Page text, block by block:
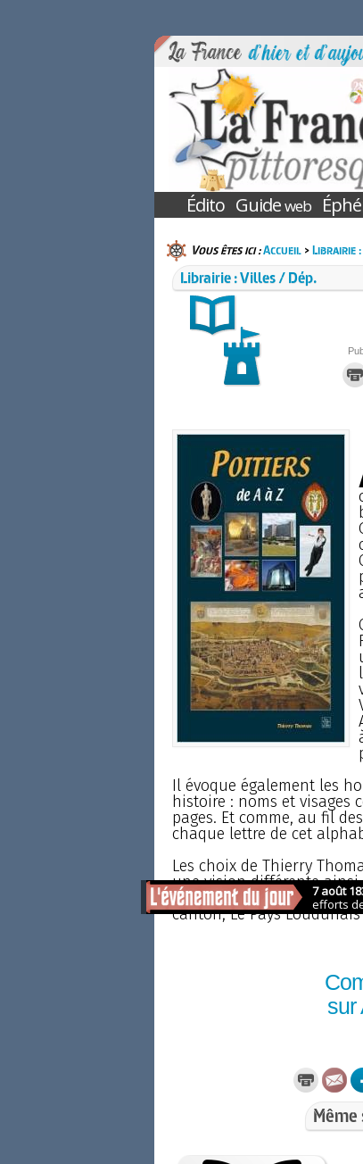
Édito Guideweb
Vous êtes ici :Accueil>Librairie
Librairie : Villes / Dép.
Il évoque également les
histoire : noms et visages
pages. Et comme, au fil
chaque lettre de cet
Les choix de Thierry
une vision différente ainsi
journaliste à Poitiers, a
canton, Le Pays
sur
Même